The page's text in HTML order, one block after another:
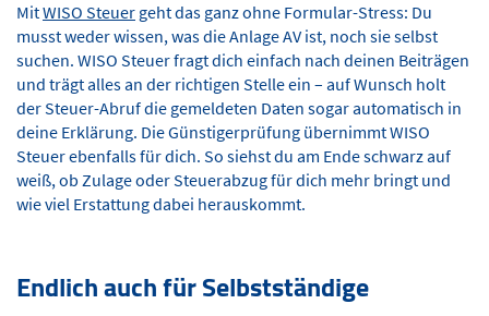
MitWISO Steuer geht das ganz ohne Formular-Stress: Du
musst weder wissen, was die Anlage AV ist, noch sie selbst
suchen. WISO Steuer fragt dich einfach nach deinen Beiträgen
und trägt alles an der richtigen Stelle ein – auf Wunsch holt
der Steuer-Abruf die gemeldeten Daten sogar automatisch in
deine Erklärung. Die Günstigerprüfung übernimmt WISO
Steuer ebenfalls für dich. So siehst du am Ende schwarz auf
weiß, ob Zulage oder Steuerabzug für dich mehr bringt und
wie viel Erstattung dabei herauskommt.
Endlich auch für Selbstständige